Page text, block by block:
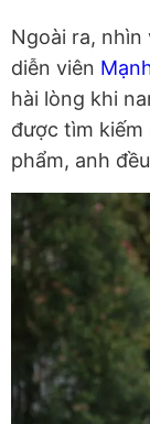
Ngoài ra, nhìn
diễn viên
hài lòng khi
được tìm kiếm
phẩm, anh